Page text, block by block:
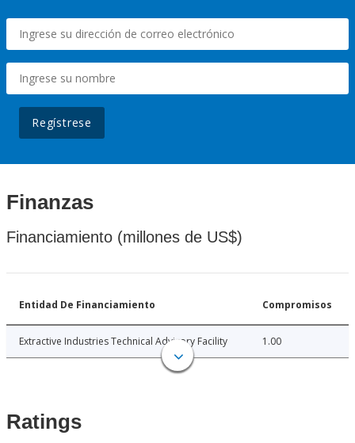
Regístrese
Finanzas
Financiamiento (millones de US$)
Entidad De Financiamiento Compromisos
Extractive Industries Technical Advisory Facility 1.00
Ratings